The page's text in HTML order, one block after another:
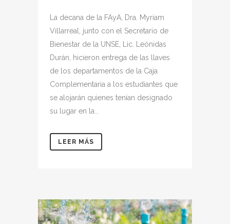
La decana de la FAyA, Dra. Myriam
Villarreal, junto con el Secretario de
Bienestar de la UNSE, Lic. Leónidas
Durán, hicieron entrega de las llaves
de los departamentos de la Caja
Complementaria a los estudiantes que
se alojarán quienes tenían designado
su lugar en la...
LEER MÁS